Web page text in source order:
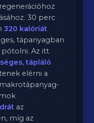
30 perc
320 kalóriát
tápanyagban
pótolni. Az itt
tápláló
elérni a
az
míg az